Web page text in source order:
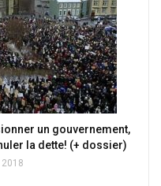
un gouvernement,
la dette! (+ dossier)